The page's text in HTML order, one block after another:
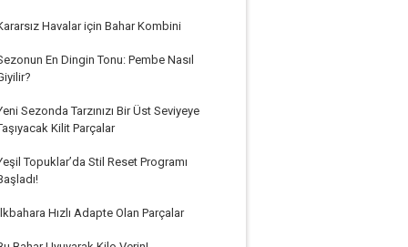
Havalar için Bahar Kombini
En Dingin Tonu: Pembe Nasıl
Sezonda Tarzınızı Bir Üst Seviyeye
Kilit Parçalar
Topuklar’da Stil Reset Programı
Hızlı Adapte Olan Parçalar